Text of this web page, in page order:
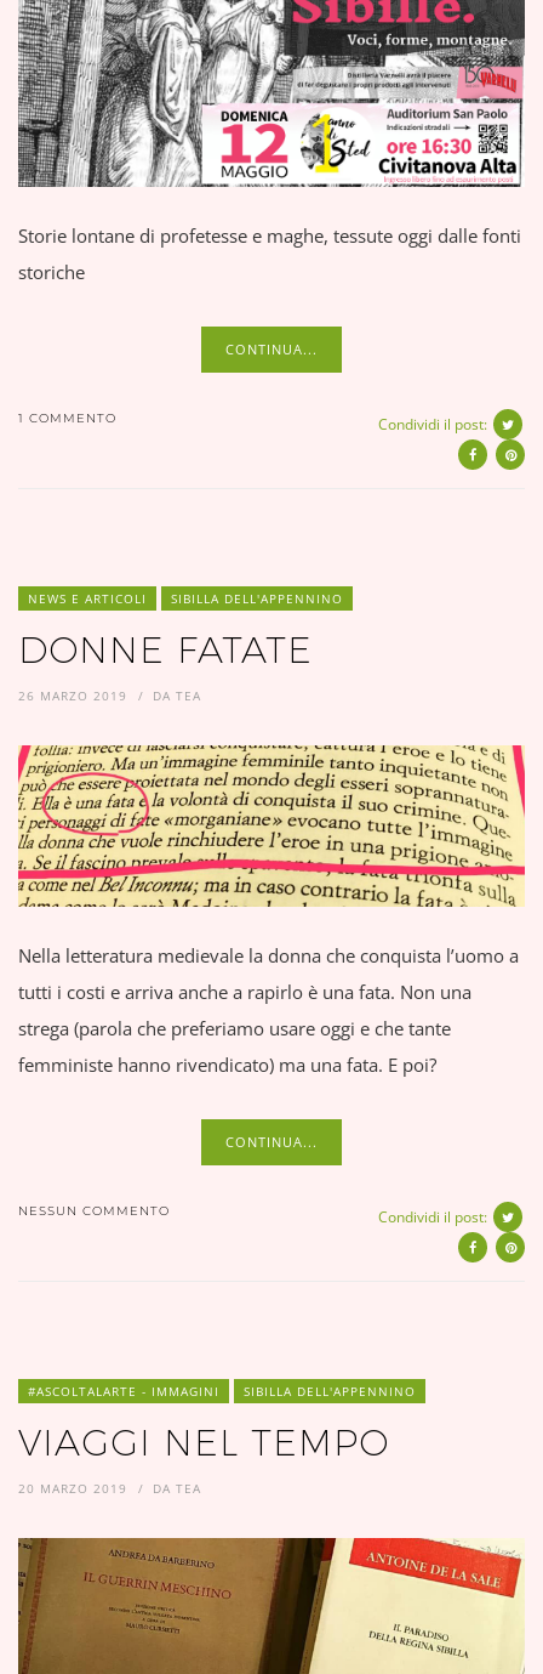
Storie lontane di profetesse e maghe, tessute oggi dalle fonti
storiche
CONTINUA...
1 COMMENTO Condividi il post:
NEWS E ARTICOLI SIBILLA DELL'APPENNINO
DONNE FATATE
26 MARZO 2019 DA TEA
Nella letteratura medievale la donna che conquista l’uomo a
tutti i costi e arriva anche a rapirlo è una fata. Non una
strega (parola che preferiamo usare oggi e che tante
femministe hanno rivendicato) ma una fata. E poi?
CONTINUA...
NESSUN COMMENTO Condividi il post:
#ASCOLTALARTE - IMMAGINI SIBILLA DELL'APPENNINO
VIAGGI NEL TEMPO
20 MARZO 2019 DA TEA